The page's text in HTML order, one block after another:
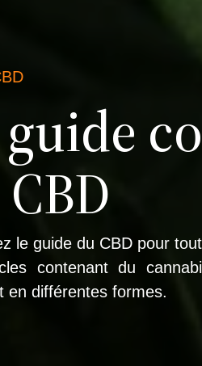
le guide du CBD pour
contenant du
en différentes formes.